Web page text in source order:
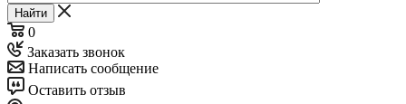
Найти
0
Заказать звонок
Написать сообщение
Оставить отзыв